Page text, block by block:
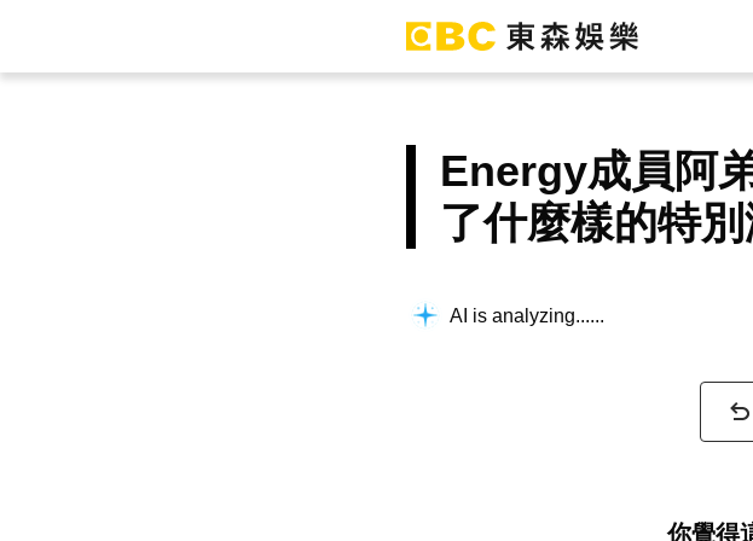
Energy成員阿
了什麼樣的特別
AI is analyzing...
你覺得